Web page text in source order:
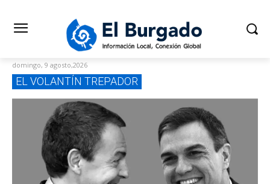
domingo, 9 agosto,2026
EL VOLANTÍN TREPADOR